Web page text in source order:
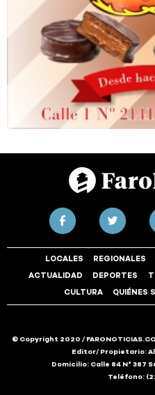
LOCALES REGIONALES
ACTUALIDAD DEPORTES
CULTURA QUIÉNES
© Copyright 2020 /
Editor/ Propietario:
Domicilio: Calle 84 N° 387
Teléfono: